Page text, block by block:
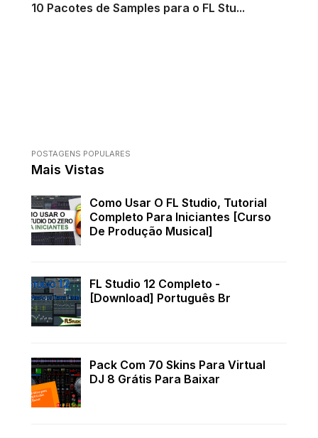
10 Pacotes de Samples para o FL Stu...
POSTAGENS POPULARES
Mais Vistas
Como Usar O FL Studio, Tutorial
Completo Para Iniciantes [Curso
De Produção Musical]
FL Studio 12 Completo -
[Download] Português Br
Pack Com 70 Skins Para Virtual
DJ 8 Grátis Para Baixar